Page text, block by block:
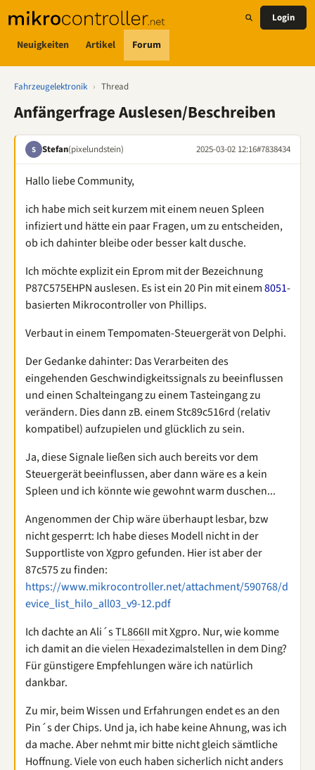
Neuigkeiten Artikel Forum
Login
Fahrzeugelektronik › Thread
Anfängerfrage Auslesen/Beschreiben
S Stefan(pixelundstein) 2025-03-02 12:16#7838434
Hallo liebe Community,
ich habe mich seit kurzem mit einem neuen Spleen
infiziert und hätte ein paar Fragen, um zu entscheiden,
ob ich dahinter bleibe oder besser kalt dusche.
Ich möchte explizit ein Eprom mit der Bezeichnung
P87C575EHPN auslesen. Es ist ein 20 Pin mit einem8051-
basierten Mikrocontroller von Phillips.
Verbaut in einem Tempomaten-Steuergerät von Delphi.
Der Gedanke dahinter: Das Verarbeiten des
eingehenden Geschwindigkeitssignals zu beeinflussen
und einen Schalteingang zu einem Tasteingang zu
verändern. Dies dann zB. einem Stc89c516rd (relativ
kompatibel) aufzupielen und glücklich zu sein.
Ja, diese Signale ließen sich auch bereits vor dem
Steuergerät beeinflussen, aber dann wäre es a kein
Spleen und ich könnte wie gewohnt warm duschen...
Angenommen der Chip wäre überhaupt lesbar, bzw
nicht gesperrt: Ich habe dieses Modell nicht in der
Supportliste von Xgpro gefunden. Hier ist aber der
87c575 zu finden:
https://www.mikrocontroller.net/attachment/590768/d
evice_list_hilo_all03_v9-12.pdf
Ich dachte an Ali´sTL866II mit Xgpro. Nur, wie komme
ich damit an die vielen Hexadezimalstellen in dem Ding?
Für günstigere Empfehlungen wäre ich natürlich
dankbar.
Zu mir, beim Wissen und Erfahrungen endet es an den
Pin´s der Chips. Und ja, ich habe keine Ahnung, was ich
da mache. Aber nehmt mir bitte nicht gleich sämtliche
Hoffnung. Viele von euch haben sicherlich nicht anders